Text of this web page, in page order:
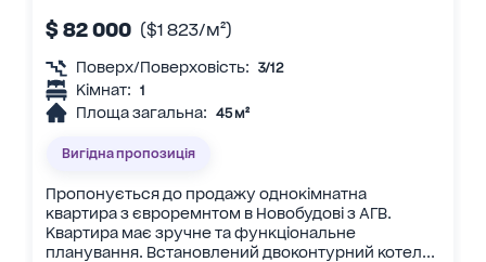
$ 82 000 ($1 823/м²)
Поверх/Поверховість: 3/12
Кімнат: 1
Площа загальна: 45 м²
Вигідна пропозиція
Пропонується до продажу однокімнатна
квартира з євроремнтом в Новобудові з АГВ.
Квартира має зручне та функціональне
планування. Встановлений двоконтурний котел...